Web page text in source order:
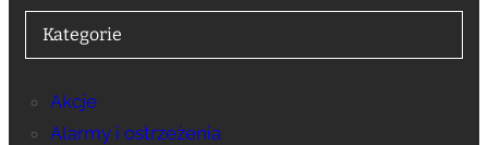
Kategorie
Akcje
Alarmy i ostrzeżenia